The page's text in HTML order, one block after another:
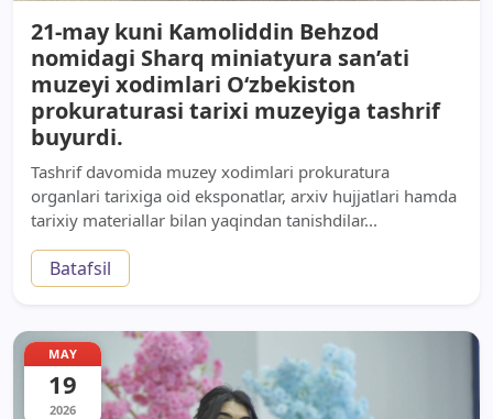
21-may kuni Kamoliddin Behzod
nomidagi Sharq miniatyura san’ati
muzeyi xodimlari O‘zbekiston
prokuraturasi tarixi muzeyiga tashrif
buyurdi.
Tashrif davomida muzey xodimlari prokuratura
organlari tarixiga oid eksponatlar, arxiv hujjatlari hamda
tarixiy materiallar bilan yaqindan tanishdilar...
Batafsil
MAY
19
2026